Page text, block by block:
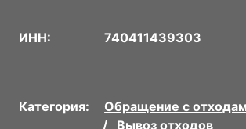
ИНН: 740411439303
Категория:
Обращение с
Вывоз отходов